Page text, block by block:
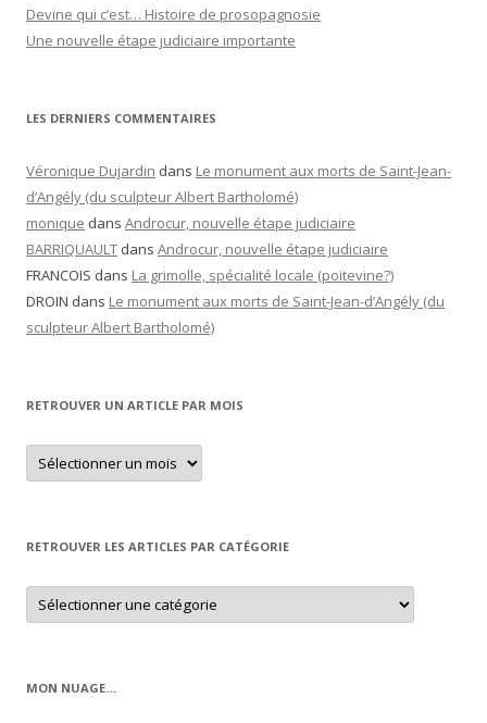
Devine qui c’est… Histoire de prosopagnosie
Une nouvelle étape judiciaire importante
LES DERNIERS COMMENTAIRES
Véronique Dujardin dans Le monument aux morts de Saint-Jean-
d’Angély (du sculpteur Albert Bartholomé)
monique dans Androcur, nouvelle étape judiciaire
BARRIQUAULT dans Androcur, nouvelle étape judiciaire
FRANCOIS dans La grimolle, spécialité locale (poitevine?)
DROIN dans Le monument aux morts de Saint-Jean-d’Angély (du
sculpteur Albert Bartholomé)
RETROUVER UN ARTICLE PAR MOIS
Retrouver
un
article
RETROUVER LES ARTICLES PAR CATÉGORIE
Retrouver
les
articles
MON NUAGE…